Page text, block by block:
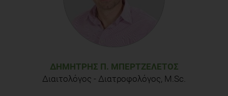
ΔΗΜΉΤΡΗΣ Π. ΜΠΕΡΤΖΕΛΈΤΟΣ
Διαιτολόγος - Διατροφολόγος, M.Sc.